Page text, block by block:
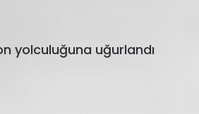
yolculuğuna uğurlandı